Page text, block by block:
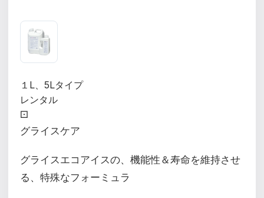
１L、5Lタイプ
レンタル
⚀
グライスケア
グライスエコアイスの、機能性＆寿命を維持させ
る、特殊なフォーミュラ